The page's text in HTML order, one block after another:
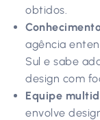
obtidos.
agência
Sul e sabe
design com
Equipe
envolve